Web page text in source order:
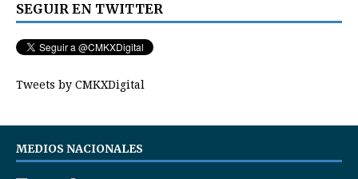
SEGUIR EN TWITTER
Tweets by CMKXDigital
MEDIOS NACIONALES